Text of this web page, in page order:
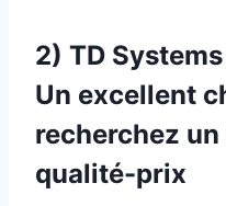
2) TD
Un excellent
recherchez
qualité-prix